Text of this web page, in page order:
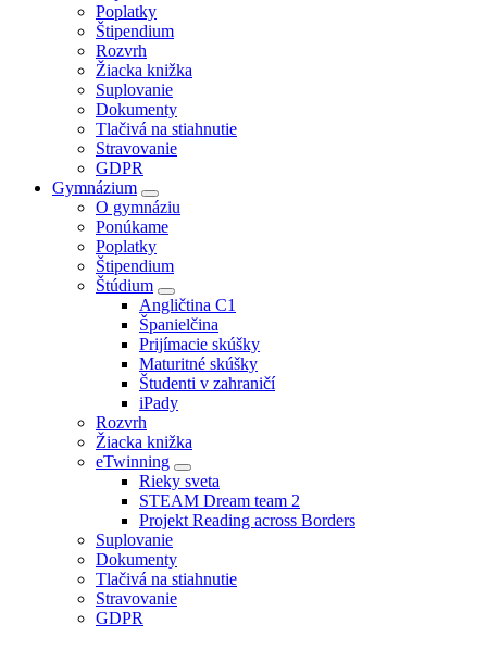
Poplatky
Štipendium
Rozvrh
Žiacka knižka
Suplovanie
Dokumenty
Tlačivá na stiahnutie
Stravovanie
GDPR
Gymnázium
O gymnáziu
Ponúkame
Poplatky
Štipendium
Štúdium
Angličtina C1
Španielčina
Prijímacie skúšky
Maturitné skúšky
Študenti v zahraničí
iPady
Rozvrh
Žiacka knižka
eTwinning
Rieky sveta
STEAM Dream team 2
Projekt Reading across Borders
Suplovanie
Dokumenty
Tlačivá na stiahnutie
Stravovanie
GDPR